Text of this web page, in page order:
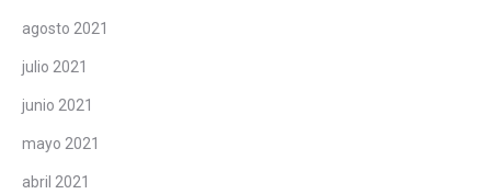
agosto 2021
julio 2021
junio 2021
mayo 2021
abril 2021